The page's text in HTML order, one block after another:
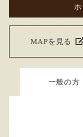
MAPを見る
一般の方